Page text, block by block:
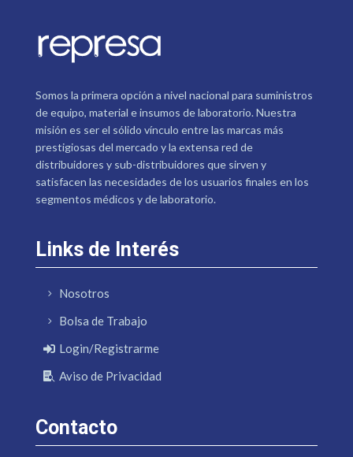
Somos la primera opción a nivel nacional para suministros
de equipo, material e insumos de laboratorio. Nuestra
misión es ser el sólido vínculo entre las marcas más
prestigiosas del mercado y la extensa red de
distribuidores y sub-distribuidores que sirven y
satisfacen las necesidades de los usuarios finales en los
segmentos médicos y de laboratorio.
Links de Interés
Nosotros
Bolsa de Trabajo
Login/Registrarme
Aviso de Privacidad
Contacto